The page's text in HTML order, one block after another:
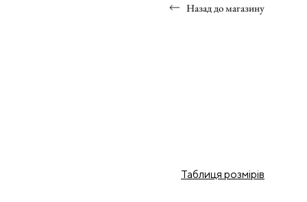
Назад до магазину
Таблиця розмірів